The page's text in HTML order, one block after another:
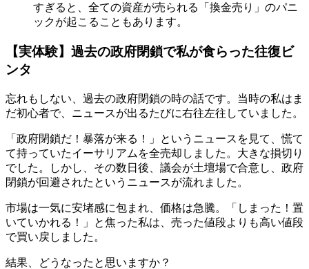
すぎると、全ての資産が売られる「換金売り」のパニ
ックが起こることもあります。
【実体験】過去の政府閉鎖で私が食らった往復ビ
ンタ
忘れもしない、過去の政府閉鎖の時の話です。当時の私はま
だ初心者で、ニュースが出るたびに右往左往していました。
「政府閉鎖だ！暴落が来る！」というニュースを見て、慌て
て持っていたイーサリアムを全売却しました。大きな損切り
でした。しかし、その数日後、議会が土壇場で合意し、政府
閉鎖が回避されたというニュースが流れました。
市場は一気に安堵感に包まれ、価格は急騰。「しまった！置
いていかれる！」と焦った私は、売った値段よりも高い値段
で買い戻しました。
結果、どうなったと思いますか？